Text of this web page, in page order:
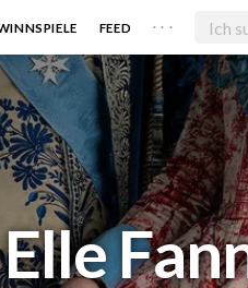
FEED . . .
Elle